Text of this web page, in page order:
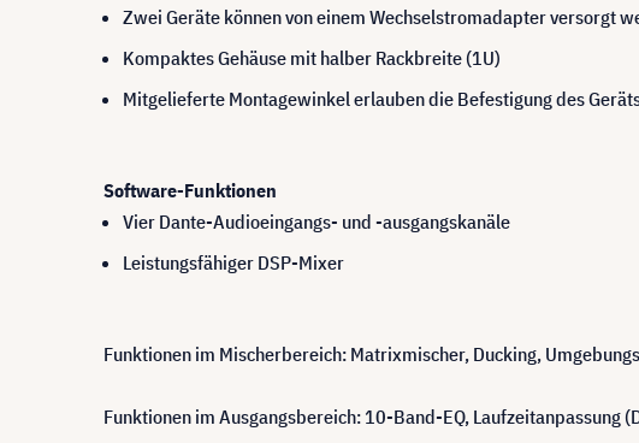
Zwei Geräte können von einem Wechselstromadapter versorgt
Kompaktes Gehäuse mit halber Rackbreite (1U)
Mitgelieferte Montagewinkel erlauben die Befestigung des
Software-Funktionen
Vier Dante-Audioeingangs- und -ausgangskanäle
Leistungsfähiger DSP-Mixer
Funktionen im Mischerbereich: Matrixmischer, Ducking,
Funktionen im Ausgangsbereich: 10-Band-EQ, Laufzeitanpassung